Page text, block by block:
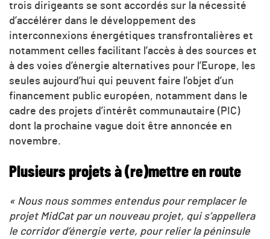
trois dirigeants se sont accordés sur la nécessité
d’accélérer dans le développement des
interconnexions énergétiques transfrontalières et
notamment celles facilitant l’accès à des sources et
à des voies d’énergie alternatives pour l’Europe, les
seules aujourd’hui qui peuvent faire l’objet d’un
financement public européen, notamment dans le
cadre des projets d’intérêt communautaire (PIC)
dont la prochaine vague doit être annoncée en
novembre.
Plusieurs projets à (re)mettre en route
« Nous nous sommes entendus pour remplacer le
projet MidCat par un nouveau projet, qui s’appellera
le corridor d’énergie verte, pour relier la péninsule